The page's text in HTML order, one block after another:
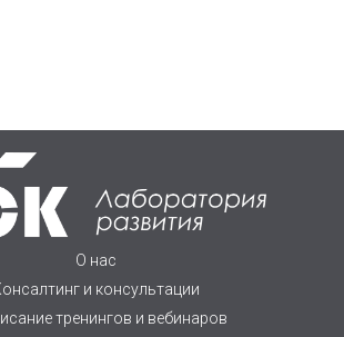
О нас
и консультации
тренингов и вебинаров